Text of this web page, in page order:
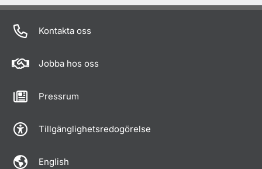
Kontakta oss
Jobba hos oss
Pressrum
Tillgänglighetsredogörelse
English